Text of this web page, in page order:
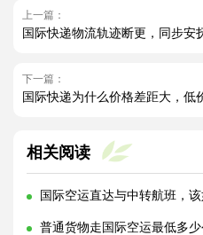
上一篇：
下一篇：
国际快递为什么价格差距大，低
相关阅读
国际空运直达与中转航班，该如
普通货物走国际空运最低多少公